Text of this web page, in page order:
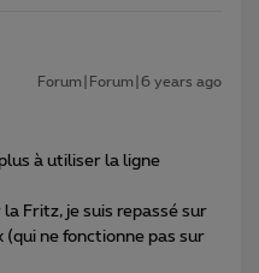
Forum|Forum|6 years ago
à utiliser la ligne
Fritz, je suis repassé sur
ne fonctionne pas sur